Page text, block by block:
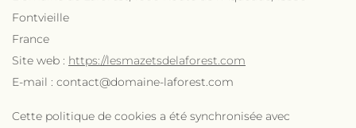
Fontvieille
France
Site web : https://lesmazetsdelaforest.com
E-mail : contact@domaine-laforest.com
Cette politique de cookies a été synchronisée avec